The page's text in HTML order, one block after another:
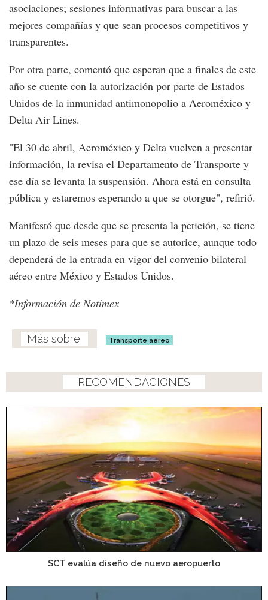
asociaciones; sesiones informativas para buscar a las
mejores compañías y que sean procesos competitivos y
transparentes.
Por otra parte, comentó que esperan que a finales de este
año se cuente con la autorización por parte de Estados
Unidos de la inmunidad antimonopolio a Aeroméxico y
Delta Air Lines.
"El 30 de abril, Aeroméxico y Delta vuelven a presentar
información, la revisa el Departamento de Transporte y
ese día se levanta la suspensión. Ahora está en consulta
pública y estaremos esperando a que se otorgue", refirió.
Manifestó que desde que se presenta la petición, se tiene
un plazo de seis meses para que se autorice, aunque todo
dependerá de la entrada en vigor del convenio bilateral
aéreo entre México y Estados Unidos.
*Información de Notimex
Transporte aéreo
RECOMENDACIONES
SCT evalúa diseño de nuevo aeropuerto